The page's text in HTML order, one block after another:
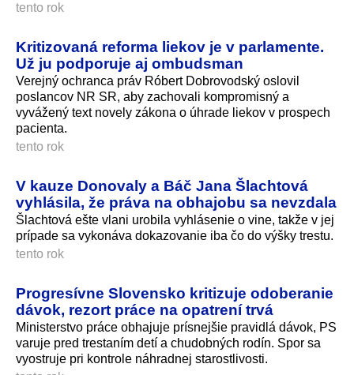
tento rok
Kritizovaná reforma liekov je v parlamente.
Už ju podporuje aj ombudsman
Verejný ochranca práv Róbert Dobrovodský oslovil
poslancov NR SR, aby zachovali kompromisný a
vyvážený text novely zákona o úhrade liekov v prospech
pacienta.
tento rok
V kauze Donovaly a Báč Jana Šlachtová
vyhlásila, že práva na obhajobu sa nevzdala
Šlachtová ešte vlani urobila vyhlásenie o vine, takže v jej
prípade sa vykonáva dokazovanie iba čo do výšky trestu.
tento rok
Progresívne Slovensko kritizuje odoberanie
dávok, rezort práce na opatrení trvá
Ministerstvo práce obhajuje prísnejšie pravidlá dávok, PS
varuje pred trestaním detí a chudobných rodín. Spor sa
vyostruje pri kontrole náhradnej starostlivosti.